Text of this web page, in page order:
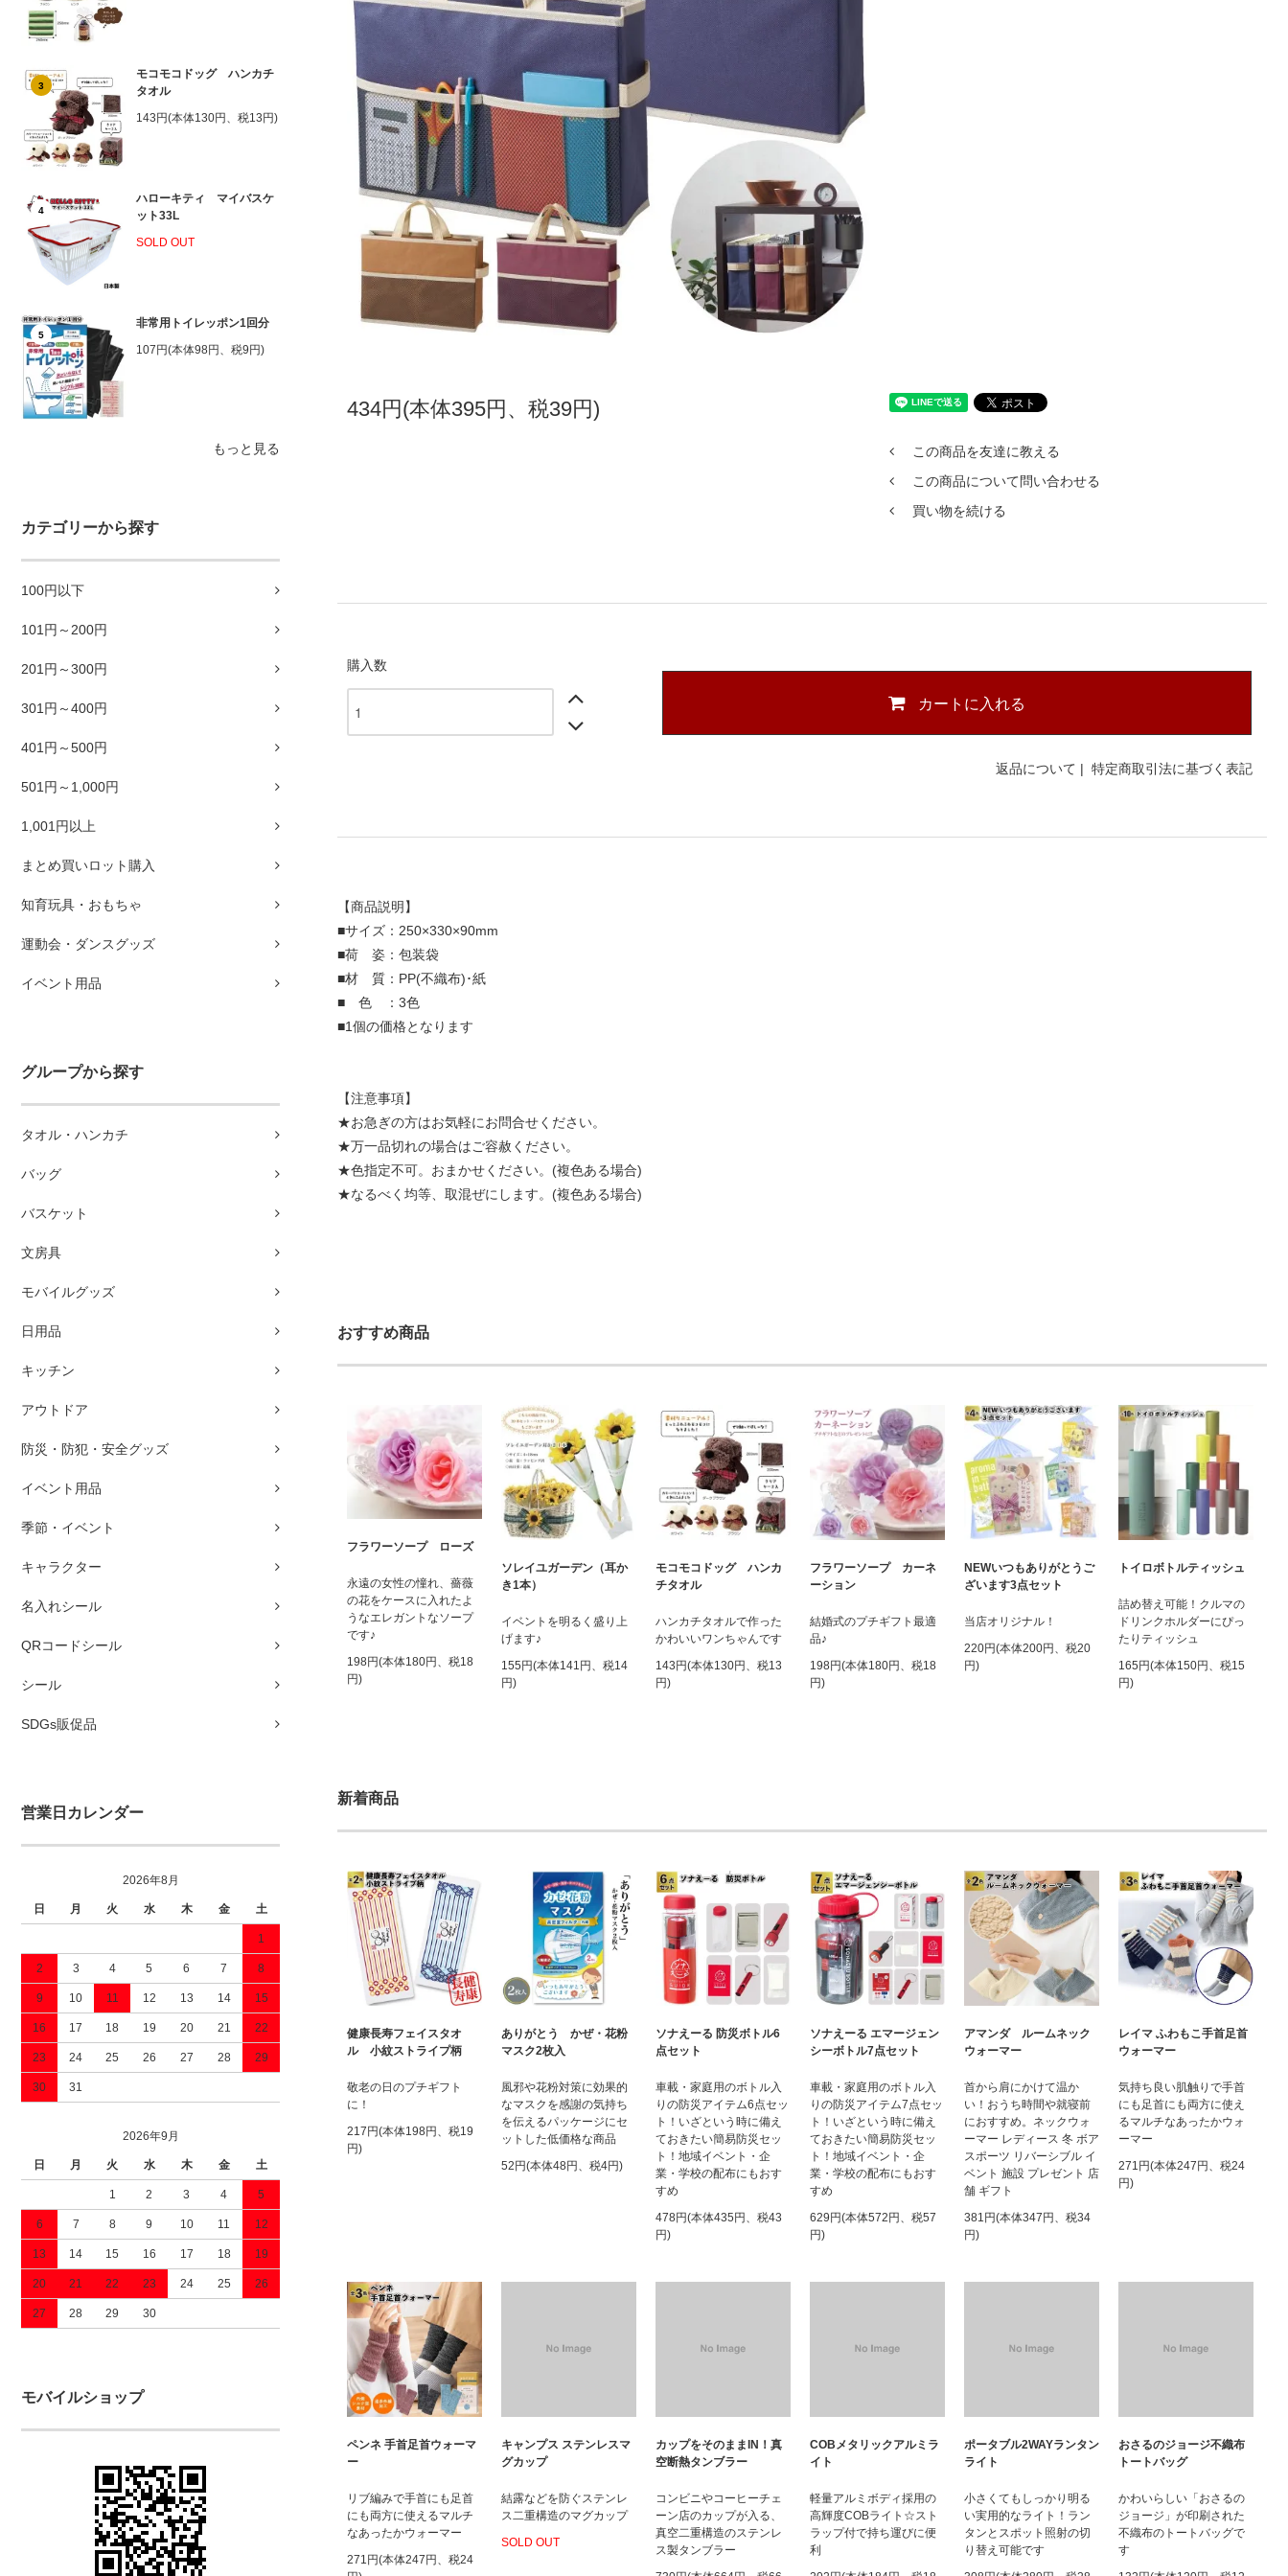
3
モコモコドッグ ハンカチ
タオル
143円(本体130円、税13円)
4
ハローキティ マイバスケ
ット33L
SOLD OUT
5
非常用トイレッポン1回分
107円(本体98円、税9円)
もっと見る
カテゴリーから探す
100円以下
101円～200円
201円～300円
301円～400円
401円～500円
501円～1,000円
1,001円以上
まとめ買いロット購入
知育玩具・おもちゃ
運動会・ダンスグッズ
イベント用品
グループから探す
タオル・ハンカチ
バッグ
バスケット
文房具
モバイルグッズ
日用品
キッチン
アウトドア
防災・防犯・安全グッズ
イベント用品
季節・イベント
キャラクター
名入れシール
QRコードシール
シール
SDGs販促品
営業日カレンダー
2026年8月
日 月 火 水 木 金 土
1
2 3 4 5 6 7 8
9 10 11 12 13 14 15
16 17 18 19 20 21 22
23 24 25 26 27 28 29
30 31
2026年9月
日 月 火 水 木 金 土
1 2 3 4 5
6 7 8 9 10 11 12
13 14 15 16 17 18 19
20 21 22 23 24 25 26
27 28 29 30
モバイルショップ
434円(本体395円、税39円)
この商品を友達に教える
この商品について問い合わせる
買い物を続ける
購入数
カートに入れる
返品について | 特定商取引法に基づく表記
【商品説明】
■サイズ：250×330×90mm
■荷 姿：包装袋
■材 質：PP(不織布)･紙
■ 色 ：3色
■1個の価格となります
【注意事項】
★お急ぎの方はお気軽にお問合せください。
★万一品切れの場合はご容赦ください。
★色指定不可。おまかせください。(複色ある場合)
★なるべく均等、取混ぜにします。(複色ある場合)
おすすめ商品
フラワーソープ ローズ
永遠の女性の憧れ、薔薇
の花をケースに入れたよ
うなエレガントなソープ
です♪
198円(本体180円、税18
円)
ソレイユガーデン（耳か
き1本）
イベントを明るく盛り上
げます♪
155円(本体141円、税14
円)
モコモコドッグ ハンカ
チタオル
ハンカチタオルで作った
かわいいワンちゃんです
143円(本体130円、税13
円)
フラワーソープ カーネ
ーション
結婚式のプチギフト最適
品♪
198円(本体180円、税18
円)
NEWいつもありがとうご
ざいます3点セット
当店オリジナル！
220円(本体200円、税20
円)
トイロボトルティッシュ
詰め替え可能！クルマの
ドリンクホルダーにぴっ
たりティッシュ
165円(本体150円、税15
円)
新着商品
健康長寿フェイスタオ
ル 小紋ストライプ柄
敬老の日のプチギフト
に！
217円(本体198円、税19
円)
ありがとう かぜ・花粉
マスク2枚入
風邪や花粉対策に効果的
なマスクを感謝の気持ち
を伝えるパッケージにセ
ットした低価格な商品
52円(本体48円、税4円)
ソナえーる 防災ボトル6
点セット
車載・家庭用のボトル入
りの防災アイテム6点セッ
ト！いざという時に備え
ておきたい簡易防災セッ
ト！地域イベント・企
業・学校の配布にもおす
すめ
478円(本体435円、税43
円)
ソナえーる エマージェン
シーボトル7点セット
車載・家庭用のボトル入
りの防災アイテム7点セッ
ト！いざという時に備え
ておきたい簡易防災セッ
ト！地域イベント・企
業・学校の配布にもおす
すめ
629円(本体572円、税57
円)
アマンダ ルームネック
ウォーマー
首から肩にかけて温か
い！おうち時間や就寝前
におすすめ。ネックウォ
ーマー レディース 冬 ボア
スポーツ リバーシブル イ
ベント 施設 プレゼント 店
舗 ギフト
381円(本体347円、税34
円)
レイマ ふわもこ手首足首
ウォーマー
気持ち良い肌触りで手首
にも足首にも両方に使え
るマルチなあったかウォ
ーマー
271円(本体247円、税24
円)
ペンネ 手首足首ウォーマ
ー
リブ編みで手首にも足首
にも両方に使えるマルチ
なあったかウォーマー
271円(本体247円、税24
キャンプス ステンレスマ
グカップ
結露などを防ぐステンレ
ス二重構造のマグカップ
SOLD OUT
カップをそのままIN！真
空断熱タンブラー
コンビニやコーヒーチェ
ーン店のカップが入る、
真空二重構造のステンレ
ス製タンブラー
COBメタリックアルミラ
イト
軽量アルミボディ採用の
高輝度COBライト☆スト
ラップ付で持ち運びに便
利
ポータブル2WAYランタン
ライト
小さくてもしっかり明る
い実用的なライト！ラン
タンとスポット照射の切
り替え可能です
おさるのジョージ不織布
トートバッグ
かわいらしい「おさるの
ジョージ」が印刷された
不織布のトートバッグで
す